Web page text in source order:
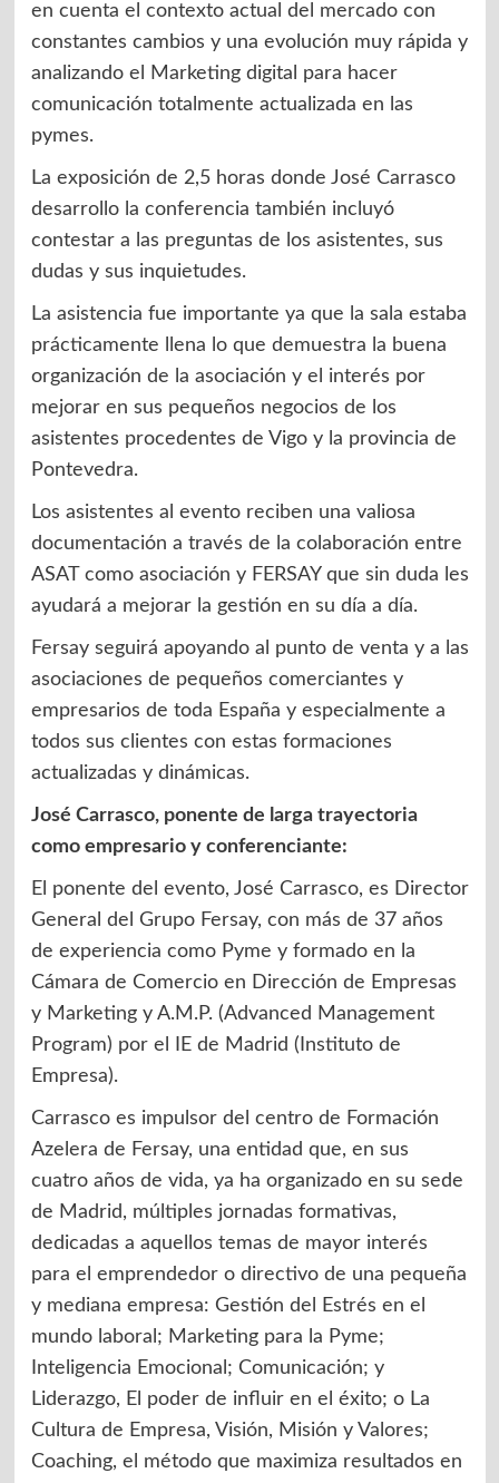
en cuenta el contexto actual del mercado con
constantes cambios y una evolución muy rápida y
analizando el Marketing digital para hacer
comunicación totalmente actualizada en las
pymes.
La exposición de 2,5 horas donde José Carrasco
desarrollo la conferencia también incluyó
contestar a las preguntas de los asistentes, sus
dudas y sus inquietudes.
La asistencia fue importante ya que la sala estaba
prácticamente llena lo que demuestra la buena
organización de la asociación y el interés por
mejorar en sus pequeños negocios de los
asistentes procedentes de Vigo y la provincia de
Pontevedra.
Los asistentes al evento reciben una valiosa
documentación a través de la colaboración entre
ASAT como asociación y FERSAY que sin duda les
ayudará a mejorar la gestión en su día a día.
Fersay seguirá apoyando al punto de venta y a las
asociaciones de pequeños comerciantes y
empresarios de toda España y especialmente a
todos sus clientes con estas formaciones
actualizadas y dinámicas.
José Carrasco, ponente de larga trayectoria
como empresario y conferenciante:
El ponente del evento, José Carrasco, es Director
General del Grupo Fersay, con más de 37 años
de experiencia como Pyme y formado en la
Cámara de Comercio en Dirección de Empresas
y Marketing y A.M.P. (Advanced Management
Program) por el IE de Madrid (Instituto de
Empresa).
Carrasco es impulsor del centro de Formación
Azelera de Fersay, una entidad que, en sus
cuatro años de vida, ya ha organizado en su sede
de Madrid, múltiples jornadas formativas,
dedicadas a aquellos temas de mayor interés
para el emprendedor o directivo de una pequeña
y mediana empresa: Gestión del Estrés en el
mundo laboral; Marketing para la Pyme;
Inteligencia Emocional; Comunicación; y
Liderazgo, El poder de influir en el éxito; o La
Cultura de Empresa, Visión, Misión y Valores;
Coaching, el método que maximiza resultados en